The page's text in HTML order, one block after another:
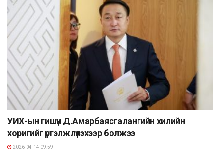
УИХ-ын гишүүн Д.Амарбаясгалангийн хилийн
хоригийг үргэлжлүүлэхээр болжээ
2026-04-14 09:59